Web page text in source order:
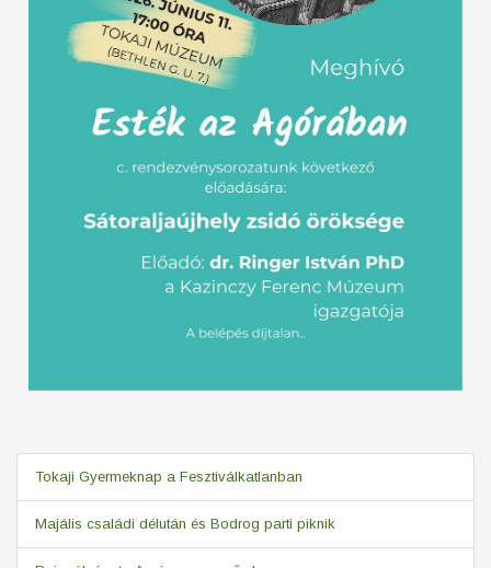
Tokaji Gyermeknap a Fesztiválkatlanban
Majális családi délután és Bodrog parti piknik